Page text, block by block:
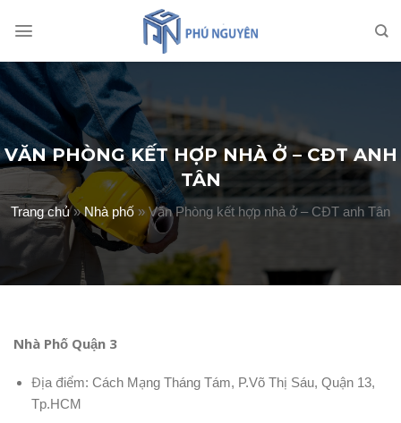
VĂN PHÒNG KẾT HỢP NHÀ Ở – CĐT ANH
TÂN
Trang chủ»Nhà phố »Văn Phòng kết hợp nhà ở – CĐT anh Tân
Nhà Phố Quận 3
Địa điểm: Cách Mạng Tháng Tám, P.Võ Thị Sáu, Quận 13,
Tp.HCM